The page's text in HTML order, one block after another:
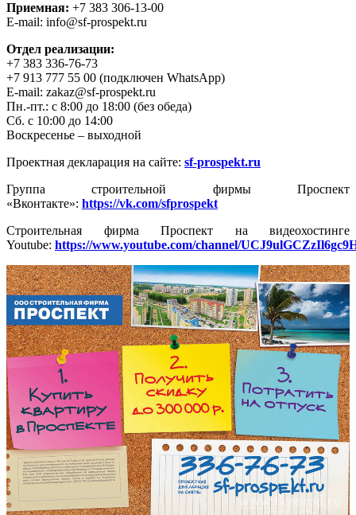
Приемная: +7 383 306-13-00
E-mail: info@sf-prospekt.ru
Отдел реализации:
+7 383 336-76-73
+7 913 777 55 00 (подключен WhatsApp)
E-mail: zakaz@sf-prospekt.ru
Пн.-пт.: с 8:00 до 18:00 (без обеда)
Сб. с 10:00 до 14:00
Воскресенье – выходной
Проектная декларация на сайте: sf-prospekt.ru
Группа строительной фирмы Проспект
«Вконтакте»: https://vk.com/sfprospekt
Строительная фирма Проспект на видеохостинге
Youtube: https://www.youtube.com/channel/